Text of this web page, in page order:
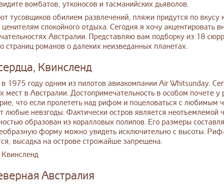
вомбатов, утконосов и тасманийских дьяволов.
тусовщиков обилием развлечений, пляжи придутся по вкусу
спокойного отдыха. Сегодня я хочу акцентировать
Австралии. Представляю вам подборку из 18
страниц романов о далеких неизведанных планетах.
Квинсленд
1975 году одним из пилотов авиакомпании Air Whitsunday.
мест в Австралии. Достопримечательность в особом почете у
что если пролететь над рифом и поцеловаться с любимым
любые невзгоды. Фактически остров является неотъемлемой
образован из коралловых полипов. Его размеры
форму можно увидеть исключительно с высоты.
высадка на острове строжайше запрещена.
Австралия